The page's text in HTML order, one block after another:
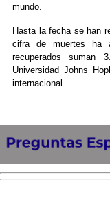
mundo.
Hasta la fecha se han
cifra de muertes ha
recuperados suman
Universidad Johns
internacional.